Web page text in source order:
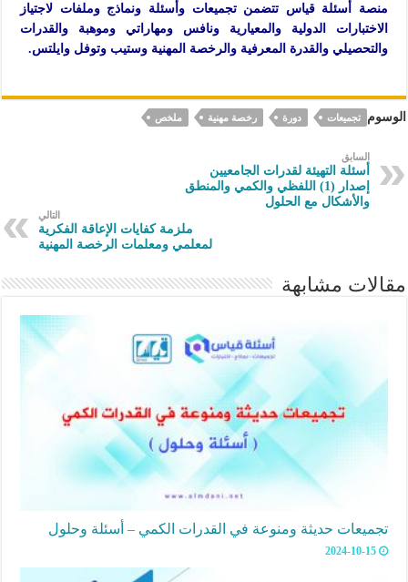
منصة أسئلة قياس تتضمن تجميعات وأسئلة ونماذج وملفات لاجتياز
الاختبارات الدولية والمعيارية ونافس ومهاراتي وموهبة والقدرات
والتحصيلي والقدرة المعرفية والرخصة المهنية وستيب وتوفل وايلتس.
الوسوم تجميعات دورة رخصة مهنية ملخص
السابق
أسئلة التهيئة لقدرات الجامعيين
إصدار (1) اللفظي والكمي والمنطق
والأشكال مع الحلول
التالي
ملزمة كفايات الإعاقة الفكرية
لمعلمي ومعلمات الرخصة المهنية
مقالات مشابهة
تجميعات حديثة ومنوعة في القدرات الكمي – أسئلة وحلول
2024-10-15